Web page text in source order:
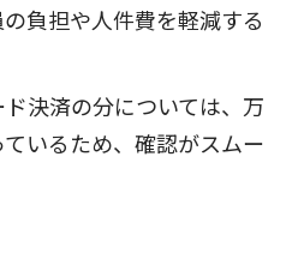
負担や人件費を軽減する
決済の分については、万
いるため、確認がスムー